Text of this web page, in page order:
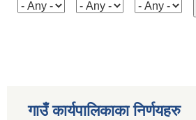
गाउँ कार्यपालिकाका निर्णयहरु